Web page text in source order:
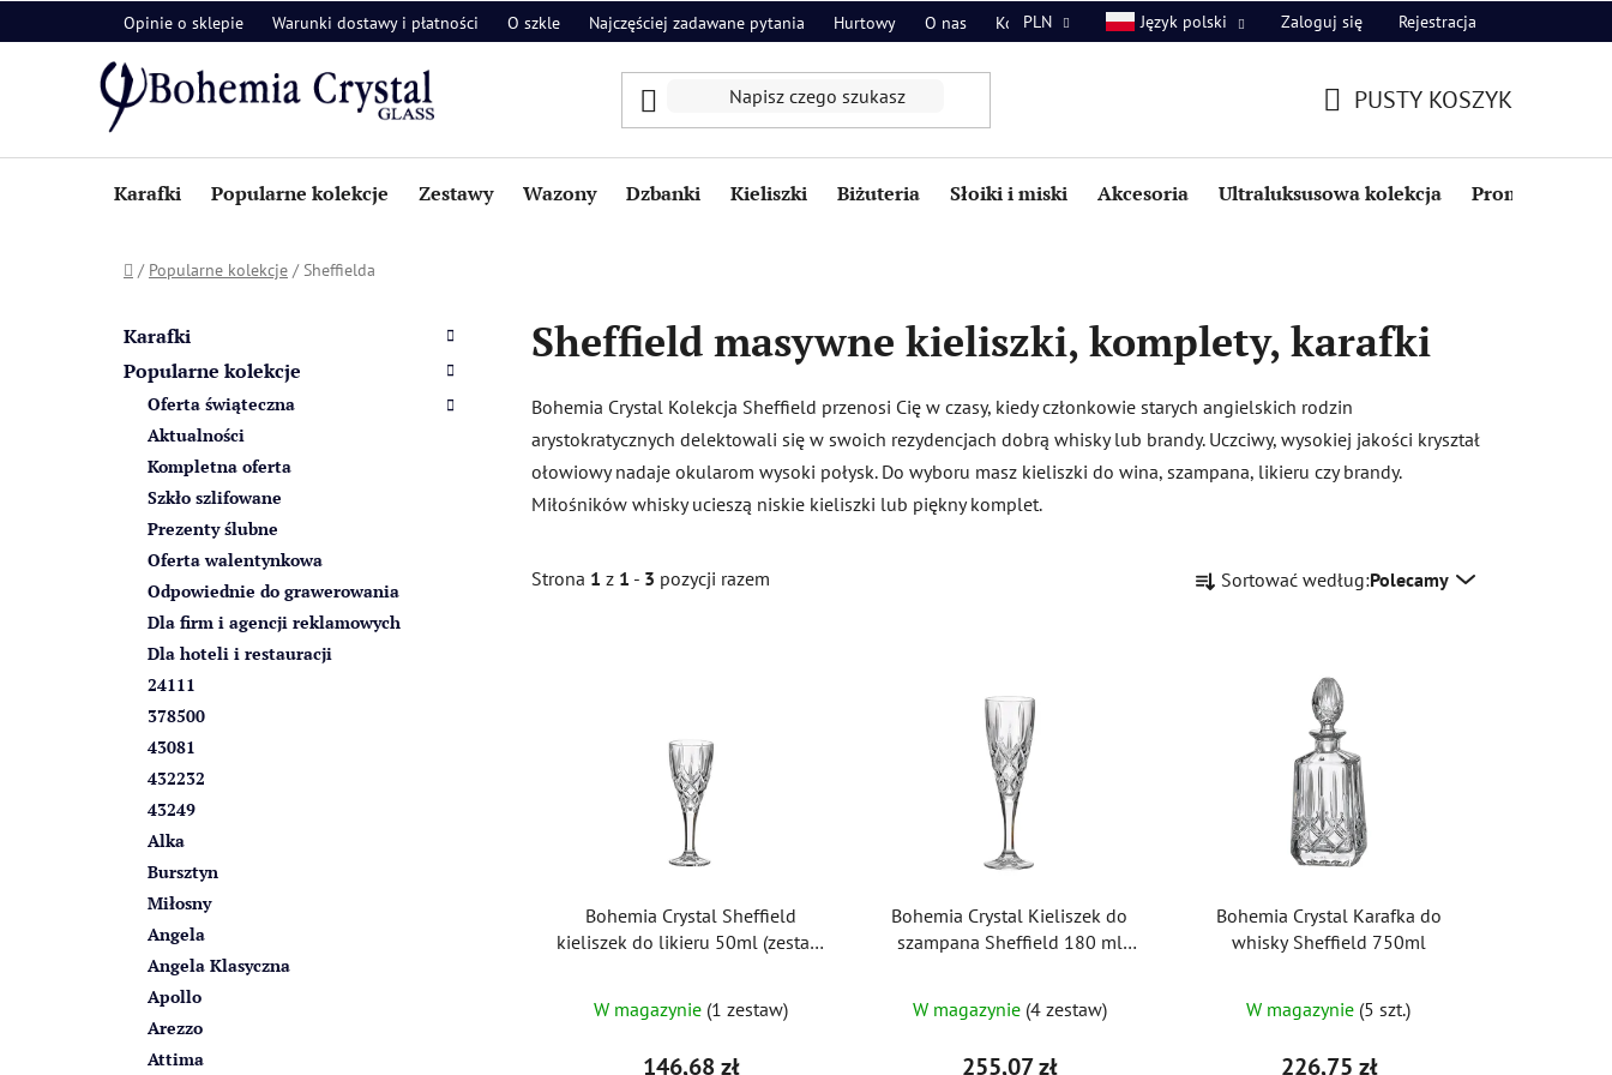
do
Opinie o sklepie Warunki dostawy i płatności O szkle Najczęściej zadawane pytania Hurtowy O nas Kontakt
PLN Język polski Zaloguj się Rejestracja
PUSTY KOSZYK
Karafki Popularne kolekcje Zestawy Wazony Dzbanki Kieliszki Biżuteria Słoiki i miski Akcesoria Ultraluksusowa kolekcja Promocje i
Home
/ Popularne kolekcje / Sheffielda
kategorie
Karafki
Popularne kolekcje
Oferta świąteczna
Aktualności
Kompletna oferta
Szkło szlifowane
Prezenty ślubne
Oferta walentynkowa
Odpowiednie do grawerowania
Dla firm i agencji reklamowych
Dla hoteli i restauracji
24111
378500
43081
432232
43249
Alka
Bursztyn
Miłosny
Angela
Angela Klasyczna
Apollo
Arezzo
Attima
Sheffield masywne kieliszki, komplety, karafki
Bohemia Crystal Kolekcja Sheffield przenosi Cię w czasy, kiedy członkowie starych angielskich rodzin
arystokratycznych delektowali się w swoich rezydencjach dobrą whisky lub brandy. Uczciwy, wysokiej jakości kryształ
ołowiowy nadaje okularom wysoki połysk. Do wyboru masz kieliszki do wina, szampana, likieru czy brandy.
Miłośników whisky ucieszą niskie kieliszki lub piękny komplet.
Strona 1 z 1 - 3 pozycji razem
o Sortować według:Polecamy
Bohemia Crystal Sheffield
kieliszek do likieru 50ml (zestaw
W magazynie (1 zestaw)
146,68 zł
Bohemia Crystal Kieliszek do
szampana Sheffield 180 ml
W magazynie (4 zestaw)
255,07 zł
Bohemia Crystal Karafka do
whisky Sheffield 750ml
W magazynie (5 szt.)
226,75 zł